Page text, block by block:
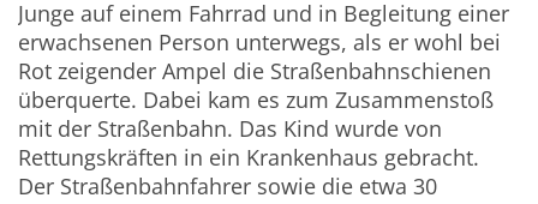
Junge auf einem Fahrrad und in Begleitung einer
erwachsenen Person unterwegs, als er wohl bei
Rot zeigender Ampel die Straßenbahnschienen
überquerte. Dabei kam es zum Zusammenstoß
mit der Straßenbahn. Das Kind wurde von
Rettungskräften in ein Krankenhaus gebracht.
Der Straßenbahnfahrer sowie die etwa 30